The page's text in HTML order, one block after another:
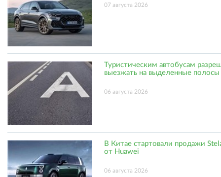
07 августа 2026
Туристическим автобусам
выезжать на выделенные полосы
06 августа 2026
В Китае стартовали продажи
от Huawei
06 августа 2026